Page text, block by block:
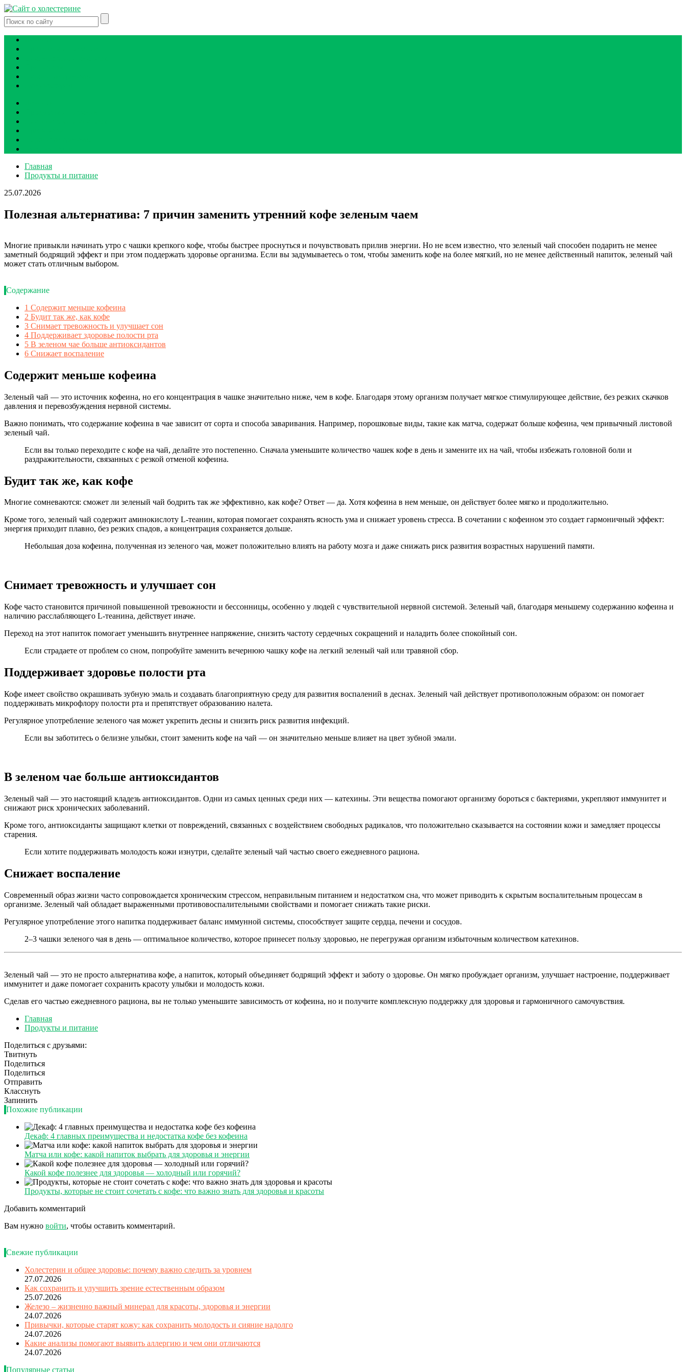
Главная
Продукты и питание
25.07.2026
Полезная альтернатива: 7 причин заменить утренний кофе зеленым чаем
Многие привыкли начинать утро с чашки крепкого кофе, чтобы быстрее проснуться и почувствовать прилив энергии. Но не всем известно, что зеленый чай способен подарить не менее
заметный бодрящий эффект и при этом поддержать здоровье организма. Если вы задумываетесь о том, чтобы заменить кофе на более мягкий, но не менее действенный напиток, зеленый чай
может стать отличным выбором.
Содержание
1 Содержит меньше кофеина
2 Будит так же, как кофе
3 Снимает тревожность и улучшает сон
4 Поддерживает здоровье полости рта
5 В зеленом чае больше антиоксидантов
6 Снижает воспаление
Содержит меньше кофеина
Зеленый чай — это источник кофеина, но его концентрация в чашке значительно ниже, чем в кофе. Благодаря этому организм получает мягкое стимулирующее действие, без резких скачков
давления и перевозбуждения нервной системы.
Важно понимать, что содержание кофеина в чае зависит от сорта и способа заваривания. Например, порошковые виды, такие как матча, содержат больше кофеина, чем привычный листовой
зеленый чай.
Если вы только переходите с кофе на чай, делайте это постепенно. Сначала уменьшите количество чашек кофе в день и замените их на чай, чтобы избежать головной боли и
раздражительности, связанных с резкой отменой кофеина.
Будит так же, как кофе
Многие сомневаются: сможет ли зеленый чай бодрить так же эффективно, как кофе? Ответ — да. Хотя кофеина в нем меньше, он действует более мягко и продолжительно.
Кроме того, зеленый чай содержит аминокислоту L-теанин, которая помогает сохранять ясность ума и снижает уровень стресса. В сочетании с кофеином это создает гармоничный эффект:
энергия приходит плавно, без резких спадов, а концентрация сохраняется дольше.
Небольшая доза кофеина, полученная из зеленого чая, может положительно влиять на работу мозга и даже снижать риск развития возрастных нарушений памяти.
Снимает тревожность и улучшает сон
Кофе часто становится причиной повышенной тревожности и бессонницы, особенно у людей с чувствительной нервной системой. Зеленый чай, благодаря меньшему содержанию кофеина и
наличию расслабляющего L-теанина, действует иначе.
Переход на этот напиток помогает уменьшить внутреннее напряжение, снизить частоту сердечных сокращений и наладить более спокойный сон.
Если страдаете от проблем со сном, попробуйте заменить вечернюю чашку кофе на легкий зеленый чай или травяной сбор.
Поддерживает здоровье полости рта
Кофе имеет свойство окрашивать зубную эмаль и создавать благоприятную среду для развития воспалений в деснах. Зеленый чай действует противоположным образом: он помогает
поддерживать микрофлору полости рта и препятствует образованию налета.
Регулярное употребление зеленого чая может укрепить десны и снизить риск развития инфекций.
Если вы заботитесь о белизне улыбки, стоит заменить кофе на чай — он значительно меньше влияет на цвет зубной эмали.
В зеленом чае больше антиоксидантов
Зеленый чай — это настоящий кладезь антиоксидантов. Одни из самых ценных среди них — катехины. Эти вещества помогают организму бороться с бактериями, укрепляют иммунитет и
снижают риск хронических заболеваний.
Кроме того, антиоксиданты защищают клетки от повреждений, связанных с воздействием свободных радикалов, что положительно сказывается на состоянии кожи и замедляет процессы
старения.
Если хотите поддерживать молодость кожи изнутри, сделайте зеленый чай частью своего ежедневного рациона.
Снижает воспаление
Современный образ жизни часто сопровождается хроническим стрессом, неправильным питанием и недостатком сна, что может приводить к скрытым воспалительным процессам в
организме. Зеленый чай обладает выраженными противовоспалительными свойствами и помогает снижать такие риски.
Регулярное употребление этого напитка поддерживает баланс иммунной системы, способствует защите сердца, печени и сосудов.
2–3 чашки зеленого чая в день — оптимальное количество, которое принесет пользу здоровью, не перегружая организм избыточным количеством катехинов.
Зеленый чай — это не просто альтернатива кофе, а напиток, который объединяет бодрящий эффект и заботу о здоровье. Он мягко пробуждает организм, улучшает настроение, поддерживает
иммунитет и даже помогает сохранить красоту улыбки и молодость кожи.
Сделав его частью ежедневного рациона, вы не только уменьшите зависимость от кофеина, но и получите комплексную поддержку для здоровья и гармоничного самочувствия.
Главная
Продукты и питание
Поделиться с друзьями:
Твитнуть
Поделиться
Поделиться
Отправить
Класснуть
Запинить
Похожие публикации
Декаф: 4 главных преимущества и недостатка кофе без кофеина
Матча или кофе: какой напиток выбрать для здоровья и энергии
Какой кофе полезнее для здоровья — холодный или горячий?
Продукты, которые не стоит сочетать с кофе: что важно знать для здоровья и красоты
Добавить комментарий
Вам нужно войти, чтобы оставить комментарий.
Свежие публикации
Холестерин и общее здоровье: почему важно следить за уровнем
27.07.2026
Как сохранить и улучшить зрение естественным образом
25.07.2026
Железо – жизненно важный минерал для красоты, здоровья и энергии
24.07.2026
Привычки, которые старят кожу: как сохранить молодость и сияние надолго
24.07.2026
Какие анализы помогают выявить аллергию и чем они отличаются
24.07.2026
Популярные статьи